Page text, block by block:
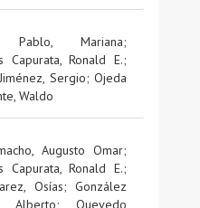
Pablo, Mariana;
Capurata, Ronald E.;
Sergio;Ojeda
Waldo
Augusto Omar;
Capurata, Ronald E.;
Osías;González
Alberto; Quevedo